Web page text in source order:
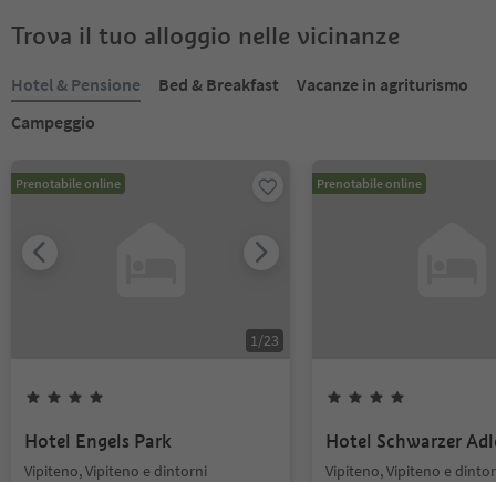
Trova il tuo alloggio nelle vicinanze
Hotel & Pensione Bed & Breakfast
Vacanze in agriturismo
Campeggio
Prenotabile online
1/23
Hotel Engels Park
Vipiteno, Vipiteno e dintorni
Prenotabile online
Hotel Schwarzer
Vipiteno, Vipiteno e